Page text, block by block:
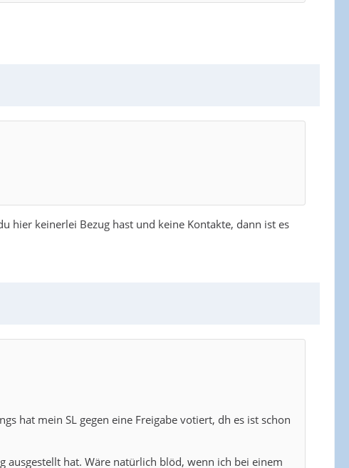
und meinen Beamtenstatus zu behalten.
hier keinerlei Bezug hast und keine Kontakte, dann ist es
hat mein SL gegen eine Freigabe votiert, dh es ist schon
hat. Wäre natürlich blöd, wenn ich bei einem